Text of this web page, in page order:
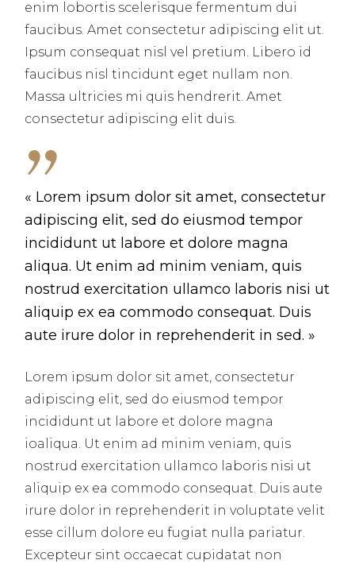
enim lobortis scelerisque fermentum dui
faucibus. Amet consectetur adipiscing elit ut.
Ipsum consequat nisl vel pretium. Libero id
faucibus nisl tincidunt eget nullam non.
Massa ultricies mi quis hendrerit. Amet
consectetur adipiscing elit duis.
« Lorem ipsum dolor sit amet, consectetur
adipiscing elit, sed do eiusmod tempor
incididunt ut labore et dolore magna
aliqua. Ut enim ad minim veniam, quis
nostrud exercitation ullamco laboris nisi ut
aliquip ex ea commodo consequat. Duis
aute irure dolor in reprehenderit in sed. »
Lorem ipsum dolor sit amet, consectetur
adipiscing elit, sed do eiusmod tempor
incididunt ut labore et dolore magna
ioaliqua. Ut enim ad minim veniam, quis
nostrud exercitation ullamco laboris nisi ut
aliquip ex ea commodo consequat. Duis aute
irure dolor in reprehenderit in voluptate velit
esse cillum dolore eu fugiat nulla pariatur.
Excepteur sint occaecat cupidatat non